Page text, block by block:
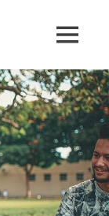
MENU